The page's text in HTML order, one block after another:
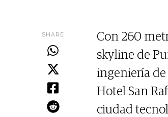
SHARE
Con 260
skyline de
ingeniería
Hotel San
ciudad